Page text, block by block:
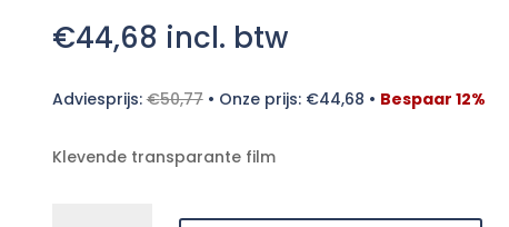
€44,68 incl. btw
Adviesprijs:€50,77• Onze prijs: €44,68 • Bespaar 12%
Klevende transparante film